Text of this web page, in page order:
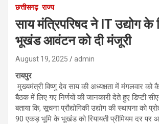
छत्तीसगढ़ राज्य
साय मंत्रिपरिषद ने IT उद्योग के
भूखंड आवंटन को दी मंजूरी
August 19, 2025 admin
रायपुर
मुख्यमंत्री विष्णु देव साय की अध्यक्षता में मंगलवार
बैठक में लिए गए निर्णयों की जानकारी देते हुए डिप्टी
बताया कि, सूचना प्रौद्योगिकी उद्योग की स्थापना को
90 एकड़ भूमि के भूखंड को रियायती प्रीमियम दर पर